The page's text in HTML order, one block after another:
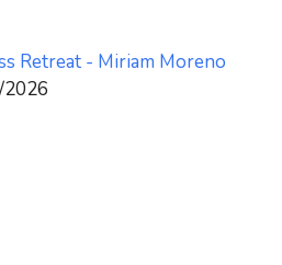
Retreat - Miriam Moreno